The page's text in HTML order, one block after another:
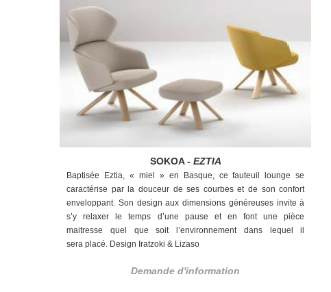
SOKOA - EZTIA
Baptisée Eztia, « miel » en Basque, ce fauteuil lounge se
caractérise par la douceur de ses courbes et de son confort
enveloppant. Son design aux dimensions généreuses invite à
s’y relaxer le temps d’une pause et en font une pièce
maitresse quel que soit l’environnement dans lequel il
sera placé. Design Iratzoki & Lizaso
Demande d'information